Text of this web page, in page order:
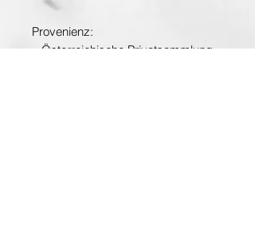
Provenienz:
– Österreichische Privatsammlung